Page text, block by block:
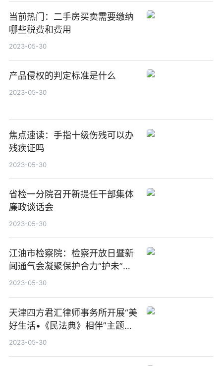
当前热门：二手房买卖需要缴纳
哪些税费和费用
2023-05-30
产品侵权的判定标准是什么
2023-05-30
焦点速读：手指十级伤残可以办
残疾证吗
2023-05-30
省检一分院召开新提任干部集体
廉政谈话会
2023-05-30
江油市检察院：检察开放日暨新
闻通气会凝聚保护合力“护未”成
长 资讯
2023-05-30
天津四方君汇律师事务所开展“美
好生活•《民法典》相伴”主题讲
座
2023-05-30